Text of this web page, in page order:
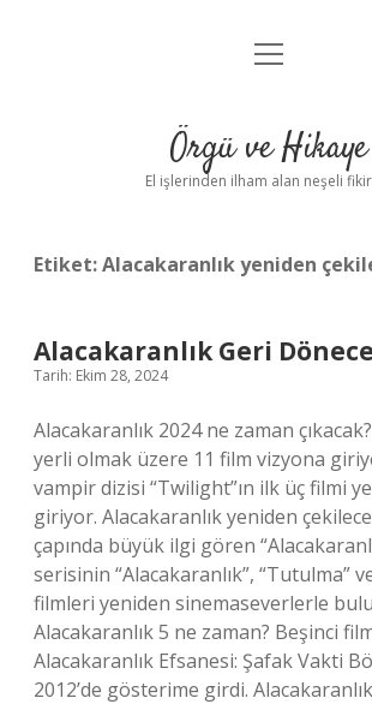
Anasayfa
Yasal Uyarı
menüyü
Örgü ve Hikaye
El işlerinden ilham alan neşeli
Etiket:Alacakaranlık yeniden
Alacakaranlık Geri
Tarih: Ekim 28, 2024
Alacakaranlık 2024 ne zaman
yerli olmak üzere 11 film vizyona
vampir dizisi “Twilight”ın ilk üç filmi
giriyor. Alacakaranlık yeniden
çapında büyük ilgi gören
serisinin “Alacakaranlık”, “Tutulma”
filmleri yeniden sinemaseverlerle
Alacakaranlık 5 ne zaman? Beşinci
Alacakaranlık Efsanesi: Şafak Vakti
2012’de gösterime girdi.